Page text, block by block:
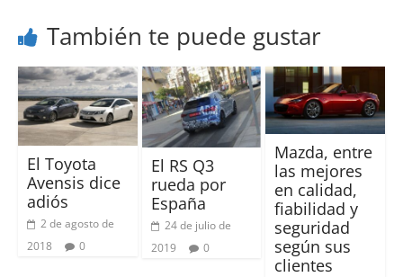
También te puede gustar
El Toyota
Avensis dice
adiós
2 de agosto de
2018
0
El RS Q3
rueda por
España
24 de julio de
2019
0
Mazda, entre
las mejores
en calidad,
fiabilidad y
seguridad
según sus
clientes